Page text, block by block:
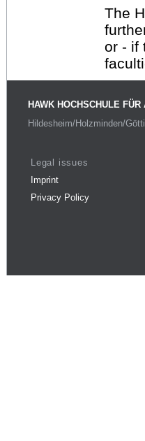
The
or - if
HAWK HOCHSCHULE
Hildesheim/Holzminden/
Legal issues
Imprint
Privacy Policy